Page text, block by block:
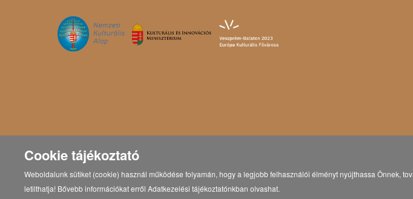
Cookie tájékoztató
Weboldalunk sütiket (cookie) használ működése folyamán, hogy a legjobb felhasználói élményt nyújthassa Önnek,
letilthatja! Bővebb információkat erről Adatkezelési tájékoztatónkban olvashat.